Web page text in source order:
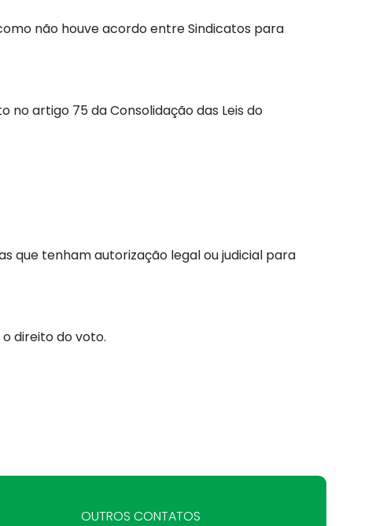
não houve acordo entre Sindicatos para
no artigo 75 da Consolidação das Leis do
que tenham autorização legal ou judicial para
direito do voto.
OUTROS CONTATOS